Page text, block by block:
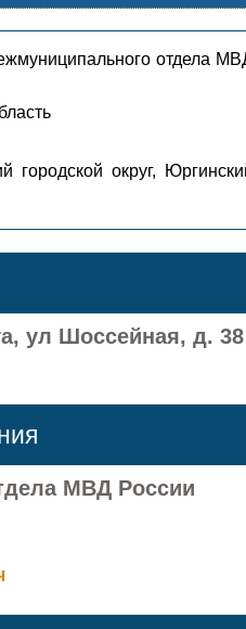
отдела
городской округ,
ул Шоссейная, д. 38
МВД России